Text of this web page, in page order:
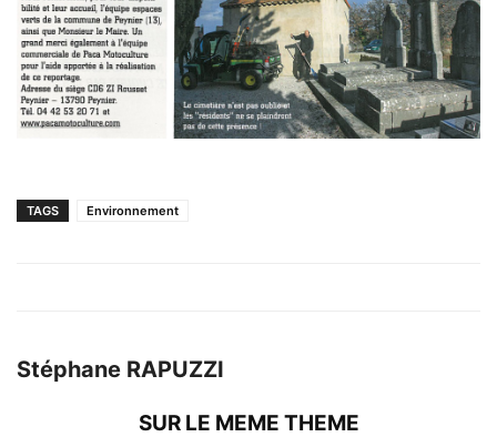
TAGS Environnement
Stéphane RAPUZZI
SUR LE MEME THEME